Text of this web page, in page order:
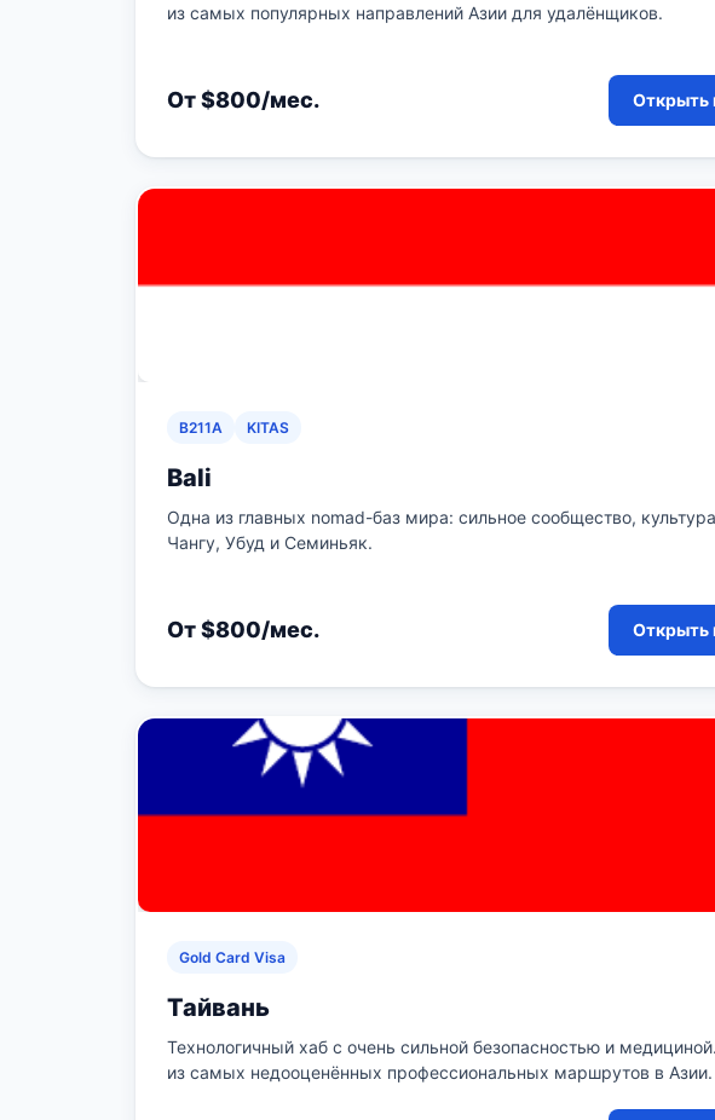
из самых популярных направлений Азии для удалёнщиков.
От $800/мес. Открыть
B211A KITAS
Bali
Одна из главных nomad-баз мира: сильное сообщество,
Чангу, Убуд и Семиньяк.
От $800/мес. Открыть
Gold Card Visa
Тайвань
Технологичный хаб с очень сильной безопасностью и
из самых недооценённых профессиональных маршрутов в Азии.